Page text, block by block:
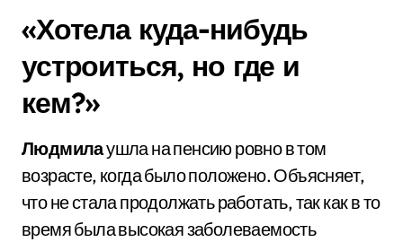
«Хотела куда-нибудь
устроиться, но где и
кем?»
Людмилаушла на пенсию ровно в том
возрасте, когда было положено. Объясняет,
что не стала продолжать работать, так как в то
время была высокая заболеваемость